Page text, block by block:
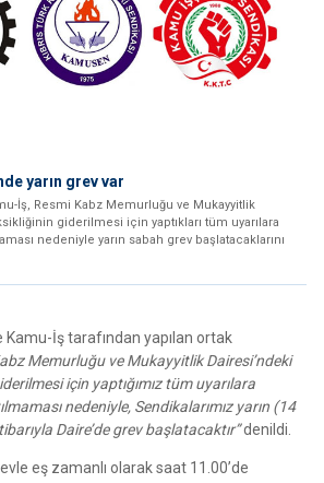
yarın grev var
İş, Resmi Kabz Memurluğu ve Mukayyitlik
giderilmesi için yaptıkları tüm uyarılara
nedeniyle yarın sabah grev başlatacaklarını
Kamu-İş tarafından yapılan ortak
Memurluğu ve Mukayyitlik Dairesi’ndeki
için yaptığımız tüm uyarılara
nedeniyle, Sendikalarımız yarın (14
Daire’de grev başlatacaktır”denildi.
eş zamanlı olarak saat 11.00’de